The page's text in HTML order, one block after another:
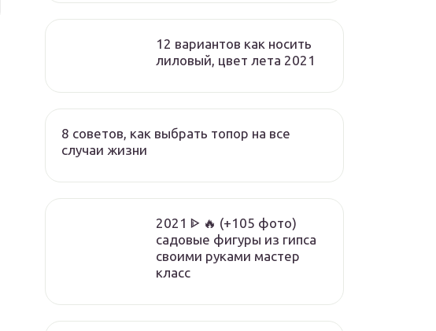
12 вариантов как носить
лиловый, цвет лета 2021
8 советов, как выбрать топор на все
случаи жизни
2021 ᐈ 🔥 (+105 фото)
садовые фигуры из гипса
своими руками мастер
класс